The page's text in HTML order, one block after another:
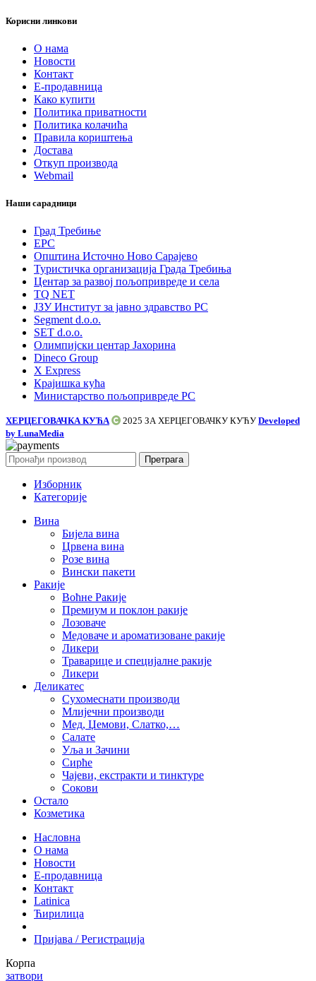
Корисни линкови
О нама
Новости
Контакт
Е-продавница
Како купити
Политика приватности
Политика колачића
Правила кориштења
Достава
Откуп производа
Webmail
Наши сарадници
Град Требиње
ЕРС
Општина Источно Ново Сарајево
Туристичка организација Града Требиња
Центар за развој пољопривреде и села
TQ NET
ЈЗУ Институт за јавно здравство РС
Segment d.o.o.
SET d.o.o.
Олимпијски центар Јахорина
Dineco Group
X Express
Крајишка кућа
Министарство пољопривреде РС
ХЕРЦЕГОВАЧКА КУЋА 2025 ЗАХЕРЦЕГОВАЧКУ КУЋУ Developed
by LunaMedia
Претрага
Изборник
Категорије
Вина
Бијела вина
Црвена вина
Розе вина
Вински пакети
Ракије
Воћне Ракије
Премиум и поклон ракије
Лозоваче
Медоваче и ароматизоване ракије
Ликери
Траварице и специјалне ракије
Ликери
Деликатес
Сухомеснати производи
Млијечни производи
Мед, Џемови, Слатко,…
Салате
Уља и Зачини
Сирће
Чајеви, екстракти и тинктуре
Сокови
Остало
Козметика
Насловна
О нама
Новости
Е-продавница
Контакт
Latinica
Ћирилица
Пријава / Регистрација
Корпа
затвори